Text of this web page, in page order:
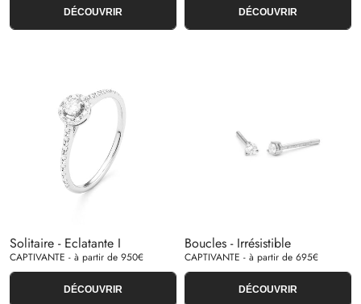
DÉCOUVRIR DÉCOUVRIR
Solitaire - Eclatante I
CAPTIVANTE - à partir de 950€
DÉCOUVRIR
Boucles - Irrésistible
CAPTIVANTE - à partir de 695€
DÉCOUVRIR